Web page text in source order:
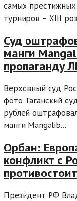
самых
турниров – XIII
Суд
манги
пропаганду
Верховный суд
фото Таганский
рублей
манги Mangalib...
Орбан:
конфликт с
противостоит
Президент РФ